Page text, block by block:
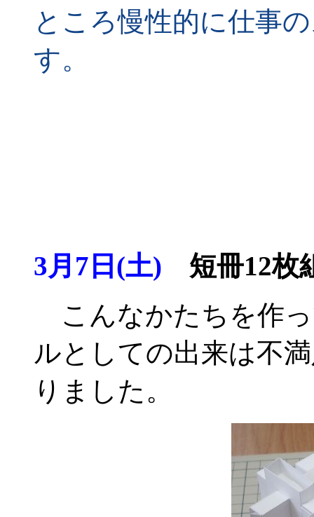
ところ慢性的に仕事
す。
3月7日(土) 短冊12枚
こんなかたちを作
ルとしての出来は不
りました。